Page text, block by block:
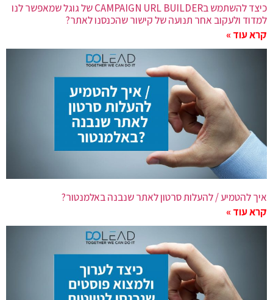
כיצד להשתמש בCAMPAIGN URL BUILDER של גוגל שמאפשר לנו
למדוד ולעקוב אחר תנועה של קישור שהכנסנו לאתר?
קרא עוד »
איך להטמיע / להעלות סרטון לאתר שנבנה באלמנטור?
קרא עוד »